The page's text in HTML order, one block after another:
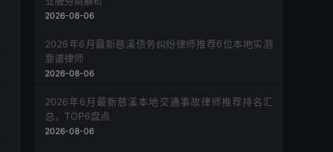
2026-08-06
2026年6月最新慈溪债务纠纷律师推荐6位本地实测
靠谱律师
2026-08-06
2026年6月最新慈溪本地交通事故律师推荐排名汇
总，TOP6盘点
2026-08-06